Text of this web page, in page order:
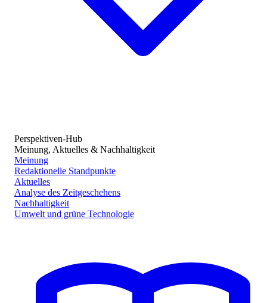
Perspektiven-Hub
Meinung, Aktuelles & Nachhaltigkeit
Meinung
Redaktionelle Standpunkte
Aktuelles
Analyse des Zeitgeschehens
Nachhaltigkeit
Umwelt und grüne Technologie